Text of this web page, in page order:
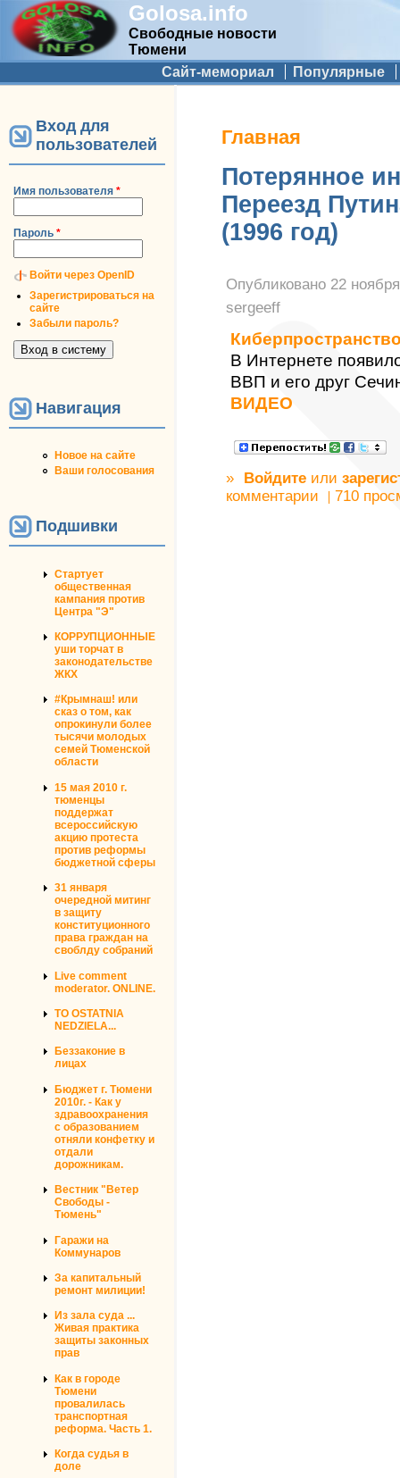
Golosa.info
Свободные новости
Тюмени
Дополнительное меню
Сайт-мемориал Популярные
Вход для
пользователей
Имя пользователя *
Пароль *
Войти через OpenID
Зарегистрироваться на
сайте
Забыли пароль?
Навигация
Новое на сайте
Ваши голосования
Подшивки
Стартует
общественная
кампания против
Центра "Э"
КОРРУПЦИОННЫЕ
уши торчат в
законодательстве
ЖКХ
#Крымнаш! или
сказ о том, как
опрокинули более
тысячи молодых
семей Тюменской
области
15 мая 2010 г.
тюменцы
поддержат
всероссийскую
акцию протеста
против реформы
бюджетной сферы
31 января
очередной митинг
в защиту
конституционного
права граждан на
своблду собраний
Live comment
moderator. ONLINE.
TO OSTATNIA
NEDZIELA...
Беззаконие в
лицах
Бюджет г. Тюмени
2010г. - Как у
здравоохранения
с образованием
отняли конфетку и
отдали
дорожникам.
Вестник "Ветер
Свободы -
Тюмень"
Гаражи на
Коммунаров
За капитальный
ремонт милиции!
Из зала суда ...
Живая практика
защиты законных
прав
Как в городе
Тюмени
провалилась
транспортная
реформа. Часть 1.
Когда судья в
доле
Вы здесь
Главная
Потерянное
Переезд
(1996 год)
Опубликовано 22
sergeeff
В Интернете
ВВП и его друг
ВИДЕО
» Войдите или
комментарии
710